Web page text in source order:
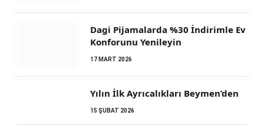
Dagi Pijamalarda %30 İndirimle Ev
Konforunu Yenileyin
17 MART 2026
Yılın İlk Ayrıcalıkları Beymen’den
15 ŞUBAT 2026